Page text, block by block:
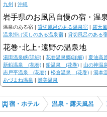
九州 | 沖縄
岩手県のお風呂自慢の宿・温
温泉のある宿 | 貸切風呂のある温泉宿 | 露天
温泉掛け流しのある温泉宿 | 貸切風呂のある
花巻･北上･遠野の温泉地
湯田温泉峡(詳細) | 花巻温泉郷(詳細) | 夏油高
新鉛温泉 (花巻) | 鉛温泉 (花巻) | 山の神温
志戸平温泉 (花巻) | 松倉温泉 (花巻) | 湯本
あづまね温泉 | 瀬美温泉
宿・ホテル 温泉・露天風呂